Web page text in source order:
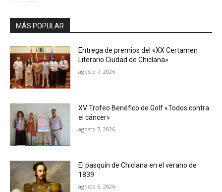
MÁS POPULAR
Entrega de premios del «XX Certamen
Literario Ciudad de Chiclana»
agosto 7, 2026
XV Trofeo Benéfico de Golf «Todos contra
el cáncer»
agosto 7, 2026
El pasquín de Chiclana en el verano de
1839
agosto 6, 2026